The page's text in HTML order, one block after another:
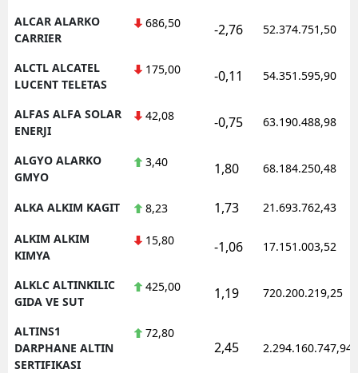
ALCAR ALARKO
CARRIER
686,50 -2,76 52.374.751,50
ALCTL ALCATEL
LUCENT TELETAS
175,00 -0,11 54.351.595,90
ALFAS ALFA SOLAR
ENERJI
42,08 -0,75 63.190.488,98
ALGYO ALARKO
GMYO
3,40 1,80 68.184.250,48
ALKA ALKIM KAGIT 8,23 1,73 21.693.762,43
ALKIM ALKIM
KIMYA
15,80 -1,06 17.151.003,52
ALKLC ALTINKILIC
GIDA VE SUT
425,00 1,19 720.200.219,25
ALTINS1
DARPHANE ALTIN
SERTIFIKASI
72,80
2,45 2.294.160.747,94